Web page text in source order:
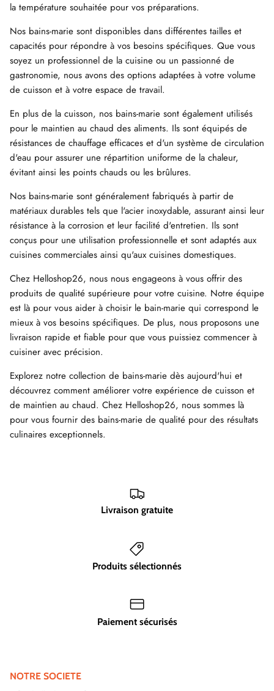
la température souhaitée pour vos préparations.
Nos bains-marie sont disponibles dans différentes tailles et
capacités pour répondre à vos besoins spécifiques. Que vous
soyez un professionnel de la cuisine ou un passionné de
gastronomie, nous avons des options adaptées à votre volume
de cuisson et à votre espace de travail.
En plus de la cuisson, nos bains-marie sont également utilisés
pour le maintien au chaud des aliments. Ils sont équipés de
résistances de chauffage efficaces et d'un système de circulation
d'eau pour assurer une répartition uniforme de la chaleur,
évitant ainsi les points chauds ou les brûlures.
Nos bains-marie sont généralement fabriqués à partir de
matériaux durables tels que l'acier inoxydable, assurant ainsi leur
résistance à la corrosion et leur facilité d'entretien. Ils sont
conçus pour une utilisation professionnelle et sont adaptés aux
cuisines commerciales ainsi qu'aux cuisines domestiques.
Chez Helloshop26, nous nous engageons à vous offrir des
produits de qualité supérieure pour votre cuisine. Notre équipe
est là pour vous aider à choisir le bain-marie qui correspond le
mieux à vos besoins spécifiques. De plus, nous proposons une
livraison rapide et fiable pour que vous puissiez commencer à
cuisiner avec précision.
Explorez notre collection de bains-marie dès aujourd'hui et
découvrez comment améliorer votre expérience de cuisson et
de maintien au chaud. Chez Helloshop26, nous sommes là
pour vous fournir des bains-marie de qualité pour des résultats
culinaires exceptionnels.
Livraison gratuite
Produits sélectionnés
Paiement sécurisés
NOTRE SOCIETE